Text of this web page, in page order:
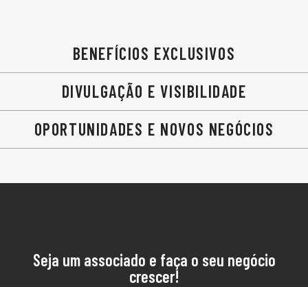
BENEFÍCIOS EXCLUSIVOS
DIVULGAÇÃO E VISIBILIDADE
OPORTUNIDADES E NOVOS NEGÓCIOS
Seja um associado e faça o seu negócio
crescer!